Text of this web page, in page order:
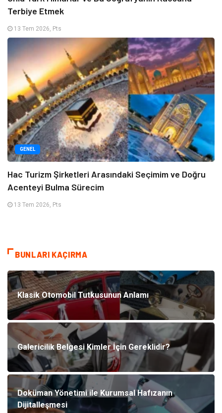
Terbiye Etmek
13 Tem 2026, Pts
GENEL
Hac Turizm Şirketleri Arasındaki Seçimim ve Doğru
Acenteyi Bulma Sürecim
13 Tem 2026, Pts
BUNLARI KAÇIRMA
Klasik Otomobil Tutkusunun Anlamı
Galericilik Belgesi Kimler İçin Gereklidir?
Doküman Yönetimi ile Kurumsal Hafızanın
Dijitalleşmesi